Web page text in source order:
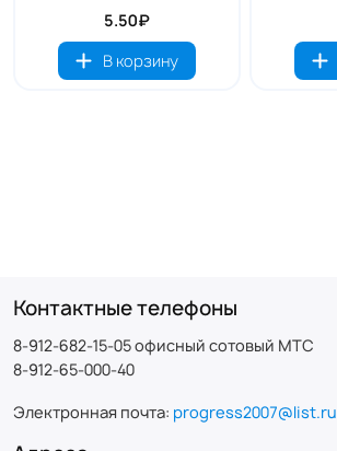
5.50₽
В корзину
Контактные телефоны
8-912-682-15-05 офисный сотовый МТС
8-912-65-000-40
Электронная почта: progress2007@list.ru